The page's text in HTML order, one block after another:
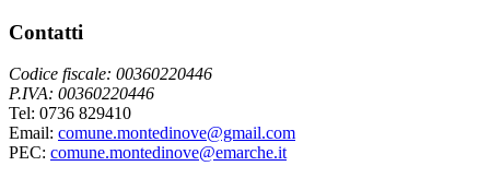
Contatti
Codice fiscale: 00360220446
P.IVA: 00360220446
Tel: 0736 829410
Email: comune.montedinove@gmail.com
PEC: comune.montedinove@emarche.it